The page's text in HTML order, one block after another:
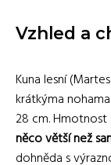
Vzhled a
Kuna lesní
krátkýma
28 cm. Hmotnost
něco větší než
dohněda s